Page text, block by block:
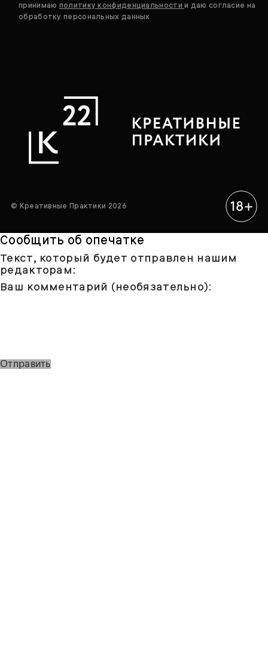
принимаю политику конфиденциальностии даю согласие на
обработку персональных данных
© Креативные Практики 2026
Сообщить об опечатке
Текст, который будет отправлен нашим
редакторам:
Ваш комментарий (необязательно):
Отправить